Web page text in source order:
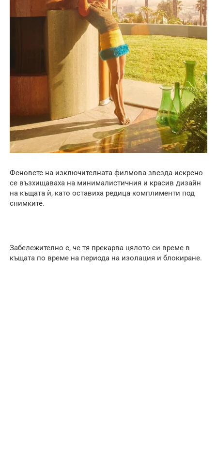
Феновете на изключителната филмова звезда искрено
се възхищаваха на минималистичния и красив дизайн
на къщата ѝ, като оставиха редица комплименти под
снимките.
Забележително е, че тя прекарва цялото си време в
къщата по време на периода на изолация и блокиране.